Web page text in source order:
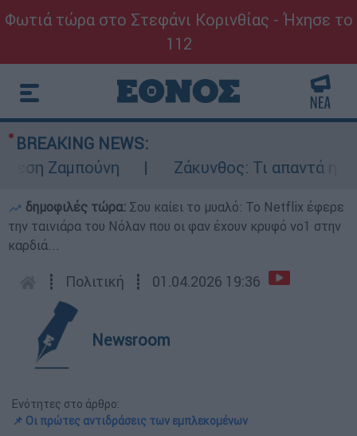
Φωτιά τώρα στο Στεφάνι Κορινθίας - Ήχησε το
112
BREAKING NEWS:
Ζαμπούνη
Ζάκυνθος: Τι απαντά η ΕΛΑΣ
δημοφιλές τώρα: Σου καίει το μυαλό: Το Netflix έφερε
την ταινιάρα του Νόλαν που οι φαν έχουν κρυφό νο1 στην
καρδιά...
┋ Πολιτική ┋ 01.04.2026 19:36
Newsroom
Ενότητες στο άρθρο:
📌 Οι πρώτες αντιδράσεις των εμπλεκομένων